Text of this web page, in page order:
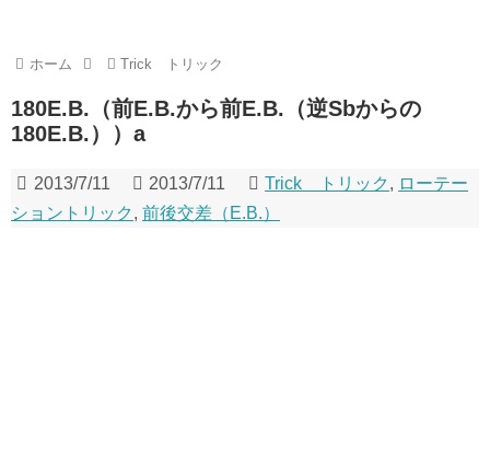
ホーム Trick トリック
180E.B.（前E.B.から前E.B.（逆Sbからの
180E.B.））a
2013/7/11 2013/7/11 Trick トリック , ローテー
ショントリック , 前後交差（E.B.）